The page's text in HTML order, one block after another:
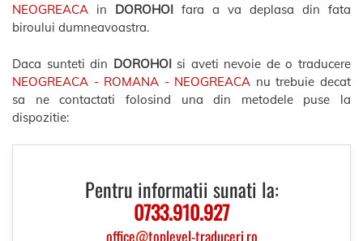
NEOGREACA in DOROHOI fara a va deplasa din fata
biroului dumneavoastra.
Daca sunteti din DOROHOIsi aveti nevoie de o traducere
NEOGREACA - ROMANA - NEOGREACA nu trebuie decat
sa ne contactati folosind una din metodele puse la
dispozitie:
Pentru informatii sunati la:
0733.910.927
office@toplevel-traduceri.ro